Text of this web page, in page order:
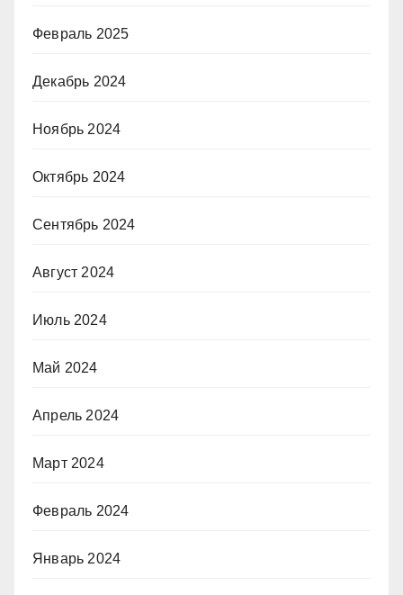
Февраль 2025
Декабрь 2024
Ноябрь 2024
Октябрь 2024
Сентябрь 2024
Август 2024
Июль 2024
Май 2024
Апрель 2024
Март 2024
Февраль 2024
Январь 2024